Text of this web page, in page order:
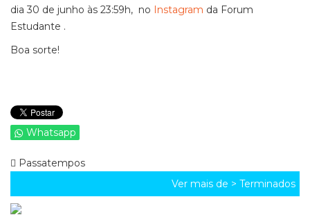
dia 30 de junho às 23:59h, no Instagram da Forum
Estudante .
Boa sorte!
Whatsapp
Passatempos
Ver mais de > Terminados